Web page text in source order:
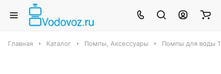
Главная Каталог Помпы, Аксессуары Помпы для воды